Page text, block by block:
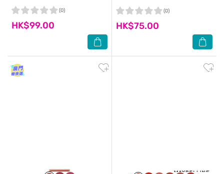
HK$99.00
(0)
HK$75.00
(0)